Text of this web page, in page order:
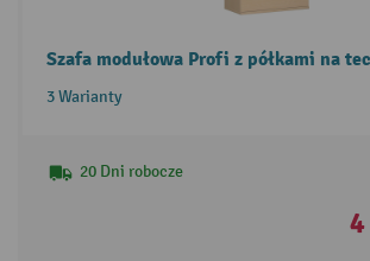
Szafa modułowa Profi z półkami na
3 Warianty
20 Dni robocze